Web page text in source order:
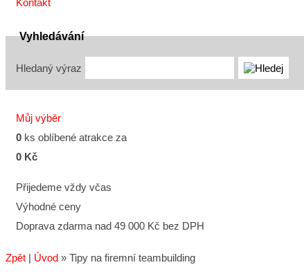
Kontakt
Vyhledávání
Hledaný výraz
Můj výběr
0 ks oblíbené atrakce za
0 Kč
Přijedeme vždy včas
Výhodné ceny
Doprava zdarma nad 49 000 Kč bez DPH
Zpět | Úvod » Tipy na firemní teambuilding